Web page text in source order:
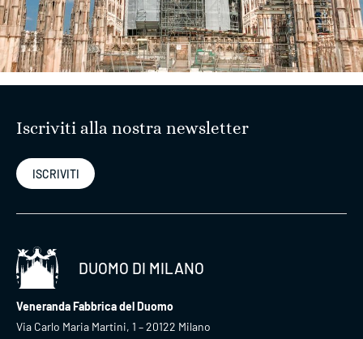
Iscriviti alla nostra newsletter
ISCRIVITI
DUOMO DI MILANO
Veneranda Fabbrica del Duomo
Via Carlo Maria Martini, 1 – 20122 Milano